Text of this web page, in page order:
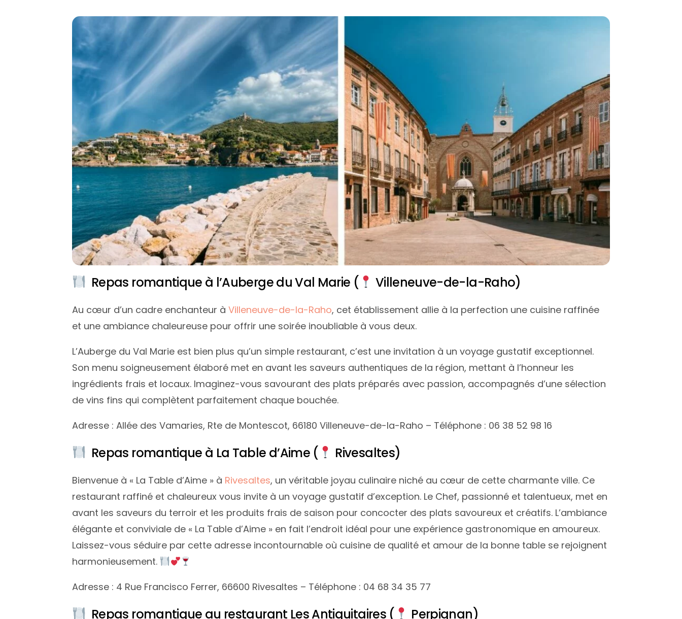
Repas romantique à l’Auberge du Val Marie ( Villeneuve-de-la-Raho)
Au cœur d’un cadre enchanteur à Villeneuve-de-la-Raho, cet établissement allie à la perfection une cuisine raffinée
et une ambiance chaleureuse pour offrir une soirée inoubliable à vous deux.
L’Auberge du Val Marie est bien plus qu’un simple restaurant, c’est une invitation à un voyage gustatif exceptionnel.
Son menu soigneusement élaboré met en avant les saveurs authentiques de la région, mettant à l’honneur les
ingrédients frais et locaux. Imaginez-vous savourant des plats préparés avec passion, accompagnés d’une sélection
de vins fins qui complètent parfaitement chaque bouchée.
Adresse : Allée des Vamaries, Rte de Montescot, 66180 Villeneuve-de-la-Raho – Téléphone : 06 38 52 98 16
Repas romantique à La Table d’Aime ( Rivesaltes)
Bienvenue à « La Table d’Aime » à Rivesaltes, un véritable joyau culinaire niché au cœur de cette charmante ville. Ce
restaurant raffiné et chaleureux vous invite à un voyage gustatif d’exception. Le Chef, passionné et talentueux, met en
avant les saveurs du terroir et les produits frais de saison pour concocter des plats savoureux et créatifs. L’ambiance
élégante et conviviale de « La Table d’Aime » en fait l’endroit idéal pour une expérience gastronomique en amoureux.
Laissez-vous séduire par cette adresse incontournable où cuisine de qualité et amour de la bonne table se rejoignent
harmonieusement.
Adresse : 4 Rue Francisco Ferrer, 66600 Rivesaltes – Téléphone : 04 68 34 35 77
Repas romantique au restaurant Les Antiquitaires ( Perpignan)